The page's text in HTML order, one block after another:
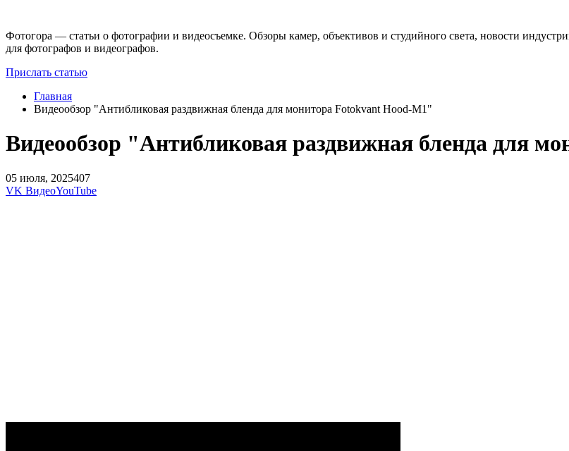
Фотогора — статьи о фотографии и видеосъемке. Обзоры камер, объективов и студийного света, новости
для фотографов и видеографов.
Прислать статью
Главная
Видеообзор "Антибликовая раздвижная бленда для монитора Fotokvant Hood-M1"
Видеообзор "Антибликовая раздвижная бленда для
05 июля, 2025407
VK ВидеоYouTube